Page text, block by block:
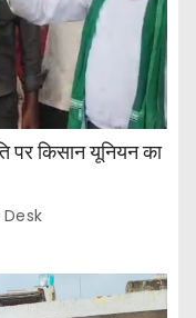
पर किसान यूनियन का